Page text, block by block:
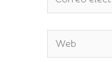
electrónico*
Web